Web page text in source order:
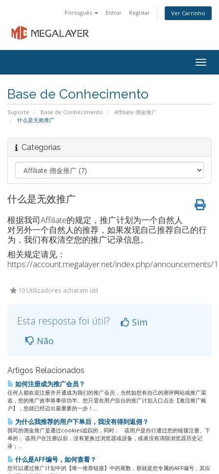
Português Entrar Registar Ver Carrinho
Base de Conhecimento
Suporte Base de Conhecimento
Affiliate 佣金推广
什么是无效推广
Categorias
什么是无效推广
根据我司Affiliate的规定，推广计划为一个自然人
对另外一个自然人的推荐，如果发现自己推荐自己的行
为，我们有权清空您的推广记录信息。
相关规定请见：
https://account.megalayer.net/index.php/announcements/
10 Utilizadores acharam útil
Esta resposta foi útil?
Sim
Não
Artigos Relacionados
如何注册成为推广会员？
任何人都欢迎注册并开通成为我们的推广会员，当然如您有自己的测评网站或推广渠
道，您的推广效率将事倍功半。您只需在用户后台的推广计划入口点击【激活推广账
户】，您就已经迈出最重要的一步！...
为什么我推荐的用户下单后，我没有得到返佣？
我司的佣金推广是通过cookies追踪的，同时： 该用户是自行通过您的链接注册、下
单的； 该用户在注册以后，没有更换过浏览器或设备，或者没有清除浏览器历史记
录；...
什么是AFF编号，如何查看？
您可以通过推广计划中的【唯一推荐链接】中的尾数，那就是您专属的AFF编号，其应